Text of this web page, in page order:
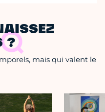
?
mais qui valent le